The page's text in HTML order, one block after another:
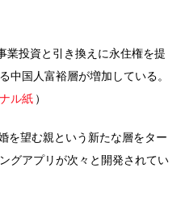
業投資と引き換えに永住権を提
中国人富裕層が増加している。
ル紙 ）
を望む親という新たな層をター
グアプリが次々と開発されてい